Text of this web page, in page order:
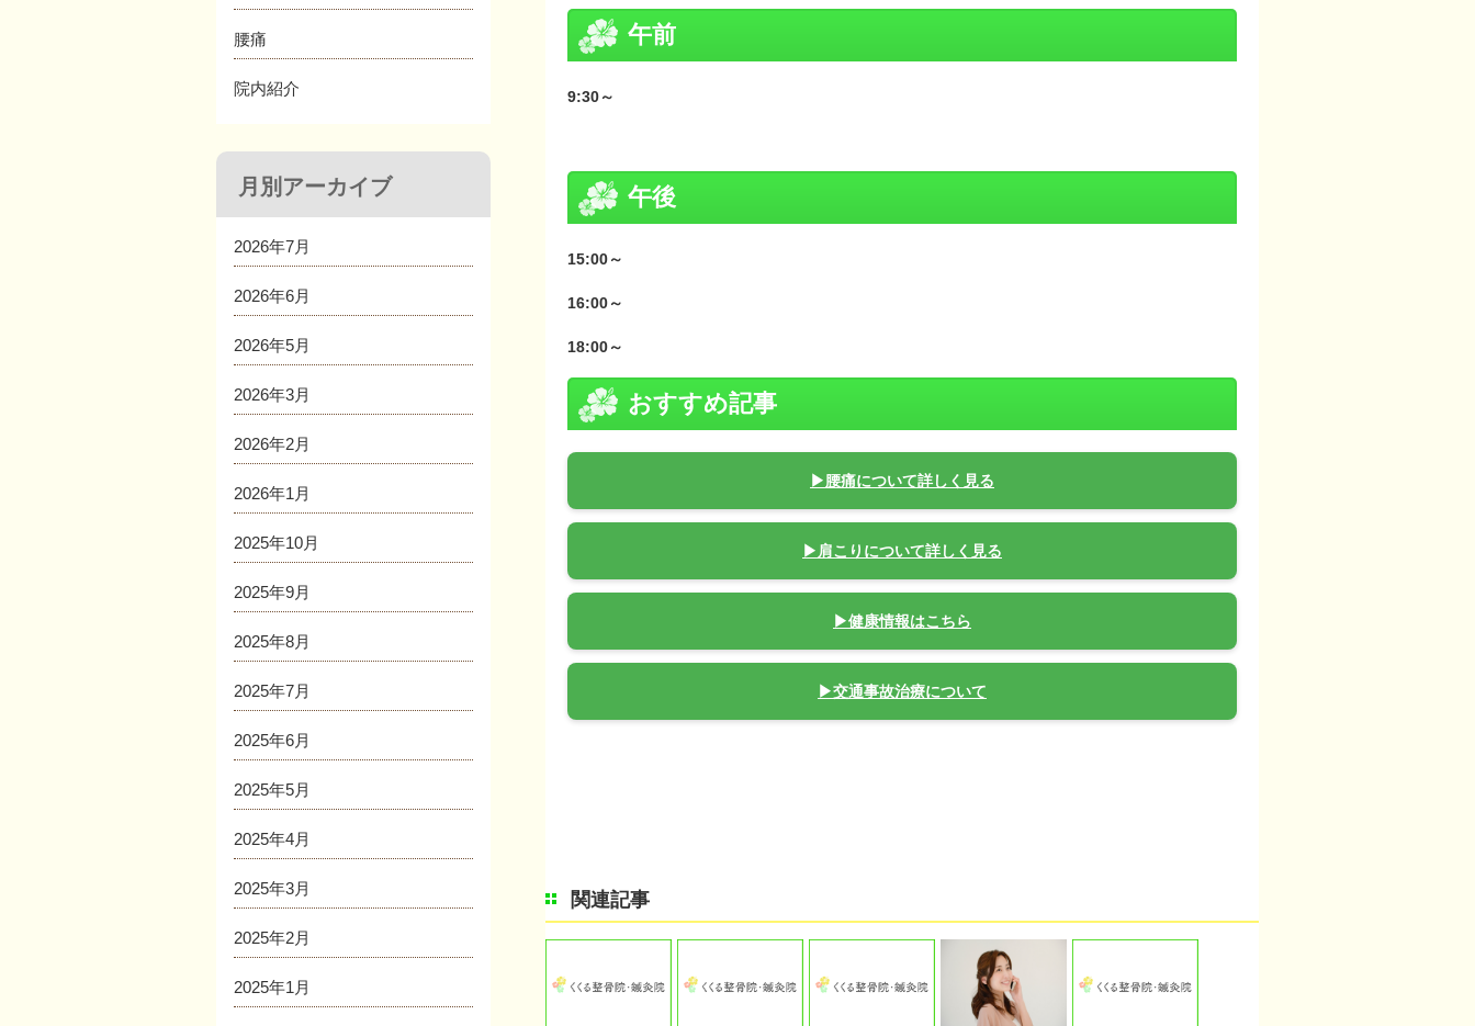
午前
9:30～
午後
15:00～
16:00～
18:00～
おすすめ記事
▶腰痛について詳しく見る
▶肩こりについて詳しく見る
▶健康情報はこちら
▶交通事故治療について
関連記事
腰痛
院内紹介
月別アーカイブ
2026年7月
2026年6月
2026年5月
2026年3月
2026年2月
2026年1月
2025年10月
2025年9月
2025年8月
2025年7月
2025年6月
2025年5月
2025年4月
2025年3月
2025年2月
2025年1月